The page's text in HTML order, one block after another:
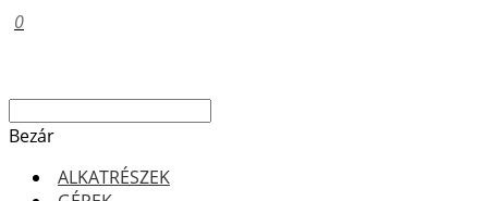
0
Bezár
ALKATRÉSZEK